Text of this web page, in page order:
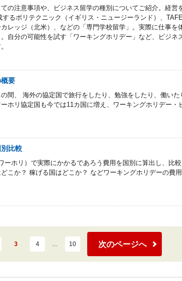
の注意事項や、ビジネス留学の種別についてご紹介。経営
するポリテクニック（イギリス・ニュージーランド）、
レッジ（北米）、などの「専門学校留学」。実際に仕事を
自分の可能性を試す「ワーキングホリデー」など、ビジネ
要
間、 海外の協定国で旅行をしたり、勉強をしたり、働いた
ホリ協定国も今では11カ国に増え、ワーキングホリデー・
比較
ーホリ）で実際にかかるであろう費用を国別に算出し、比
こか？ 稼げる国はどこか？ などワーキングホリデーの費
3 4 … 10 次のページへ